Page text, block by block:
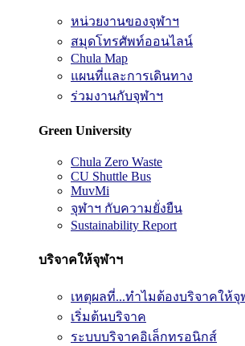
หน่วยงานของจุฬาฯ
สมุดโทรศัพท์ออนไลน์
Chula Map
แผนที่และการเดินทาง
ร่วมงานกับจุฬาฯ
Green University
Chula Zero Waste
CU Shuttle Bus
MuvMi
จุฬาฯ กับความยั่งยืน
Sustainability Report
บริจาคให้จุฬาฯ
เหตุผลที่...ทำไมต้องบริจาคให้จุ
เริ่มต้นบริจาค
ระบบบริจาคอิเล็กทรอนิกส์